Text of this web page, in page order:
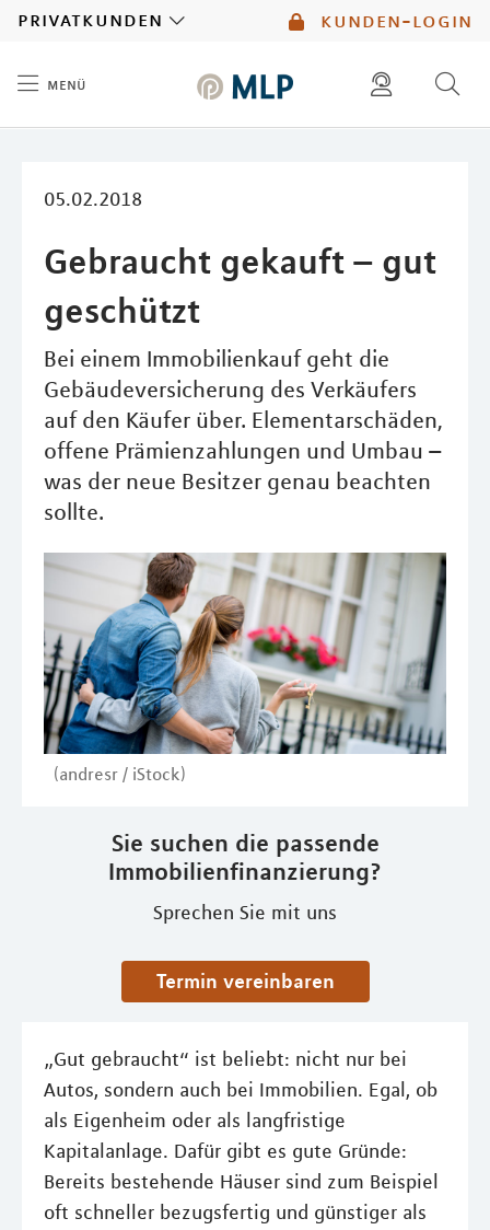
kunden-login
privatkunden
menü
05.02.2018
Gebraucht gekauft – gut
geschützt
Bei einem Immobilienkauf geht die
Gebäudeversicherung des Verkäufers
auf den Käufer über. Elementarschäden,
offene Prämienzahlungen und Umbau –
was der neue Besitzer genau beachten
sollte.
(andresr / iStock)
Sie suchen die passende
Immobilienfinanzierung?
Sprechen Sie mit uns
Termin vereinbaren
„Gut gebraucht“ ist beliebt: nicht nur bei
Autos, sondern auch bei Immobilien. Egal, ob
als Eigenheim oder als langfristige
Kapitalanlage. Dafür gibt es gute Gründe:
Bereits bestehende Häuser sind zum Beispiel
oft schneller bezugsfertig und günstiger als